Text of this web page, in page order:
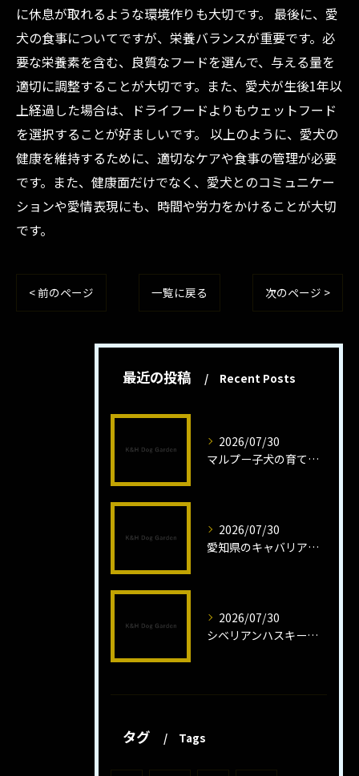
に休息が取れるような環境作りも大切です。 最後に、愛
犬の食事についてですが、栄養バランスが重要です。必
要な栄養素を含む、良質なフードを選んで、与える量を
適切に調整することが大切です。また、愛犬が生後1年以
上経過した場合は、ドライフードよりもウェットフード
を選択することが好ましいです。 以上のように、愛犬の
健康を維持するために、適切なケアや食事の管理が必要
です。また、健康面だけでなく、愛犬とのコミュニケー
ションや愛情表現にも、時間や労力をかけることが大切
です。
< 前のページ 一覧に戻る 次のページ >
最近の投稿 Recent Posts
2026/07/30
マルプー子犬の育て方と魅力解説
2026/07/30
愛知県のキャバリア子犬の魅力秘話
2026/07/30
シベリアンハスキー子犬の魅力と飼育法
タグ Tags